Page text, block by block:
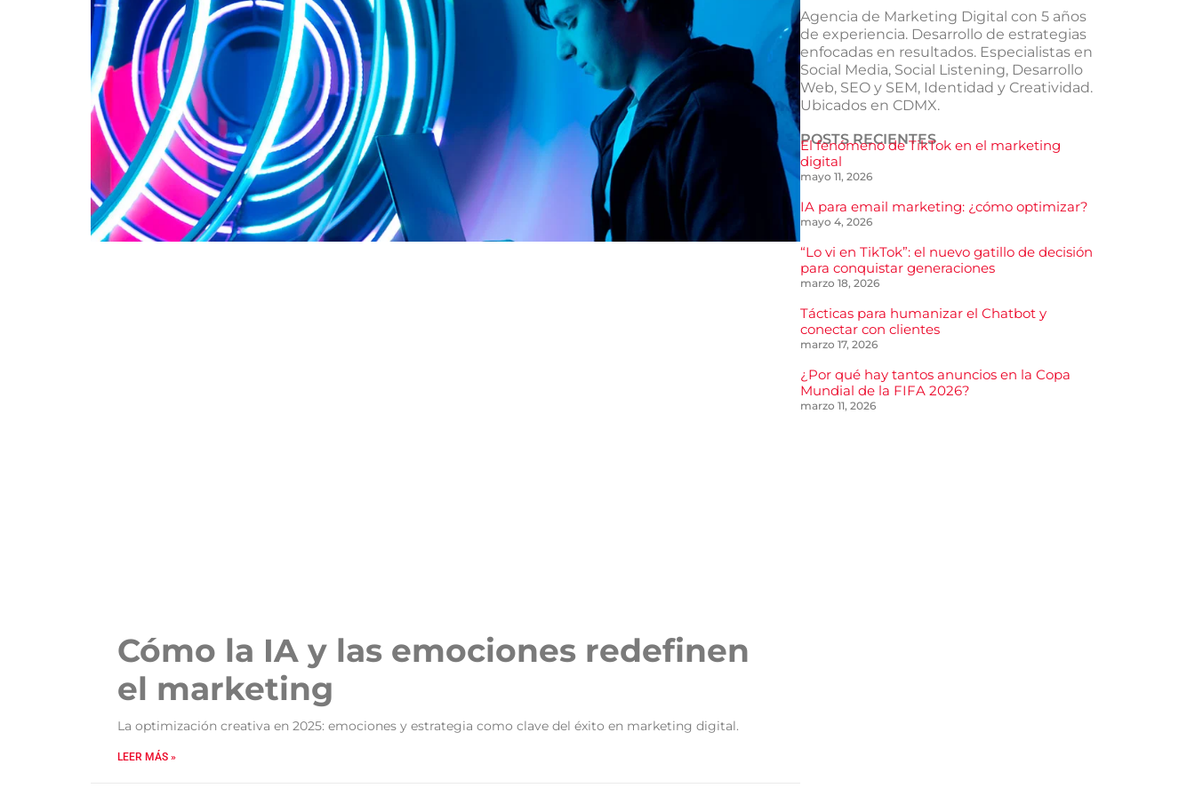
Cómo la IA y las emociones redefinen
el marketing
La optimización creativa en 2025: emociones y estrategia como clave del éxito en marketing digital.
LEER MÁS »
Agencia de Marketing Digital con 5 años
de experiencia. Desarrollo de estrategias
enfocadas en resultados. Especialistas en
Social Media, Social Listening, Desarrollo
Web, SEO y SEM, Identidad y Creatividad.
Ubicados en CDMX.
POSTS RECIENTES
El fenómeno de TikTok en el marketing
digital
mayo 11, 2026
IA para email marketing: ¿cómo optimizar?
mayo 4, 2026
“Lo vi en TikTok”: el nuevo gatillo de decisión
para conquistar generaciones
marzo 18, 2026
Tácticas para humanizar el Chatbot y
conectar con clientes
marzo 17, 2026
¿Por qué hay tantos anuncios en la Copa
Mundial de la FIFA 2026?
marzo 11, 2026